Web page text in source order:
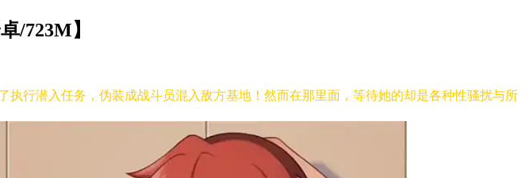
/723M】
执行潜入任务，伪装成战斗员混入敌方基地！然而在那里面，等待她的却是各种性骚扰与所